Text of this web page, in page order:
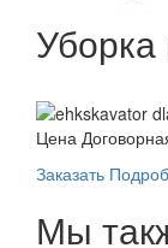
Цена
Заказать
Мы